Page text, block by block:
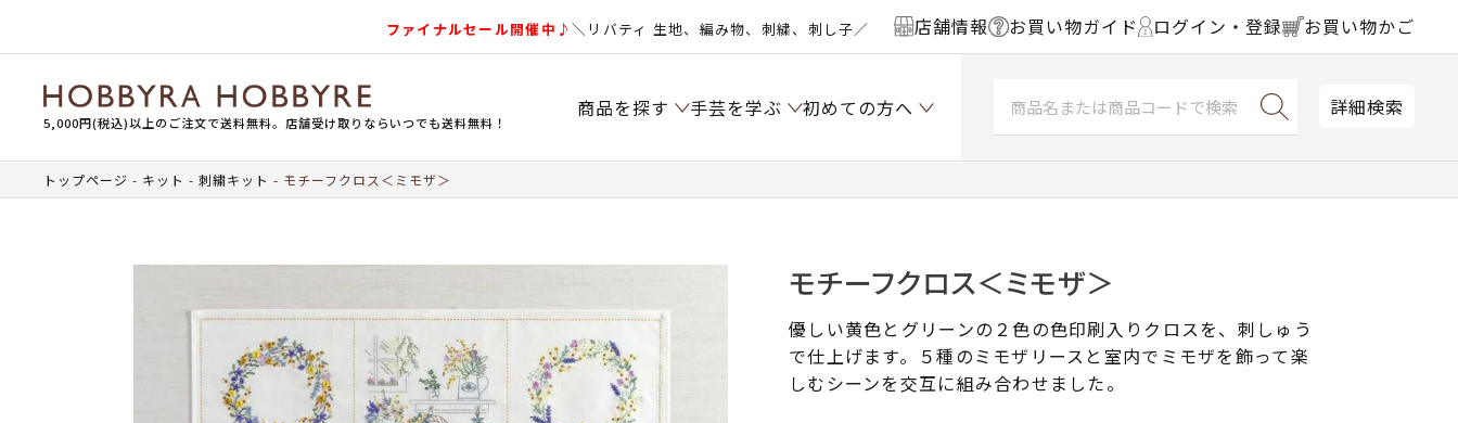
ファイナルセール開催中♪＼リバティ 生地、編み物、刺繍、刺し子／ 店舗情報 お買い物ガイド ログイン・登録 お買い物かご
5,000円(税込)以上のご注文で送料無料。店舗受け取りならいつでも送料無料！
商品を探す 手芸を学ぶ 初めての方へ 詳細検索
トップページ キット 刺繍キット モチーフクロス＜ミモザ＞
モチーフクロス＜ミモザ＞
優しい黄色とグリーンの２色の色印刷入りクロスを、刺しゅう
で仕上げます。５種のミモザリースと室内でミモザを飾って楽
しむシーンを交互に組み合わせました。